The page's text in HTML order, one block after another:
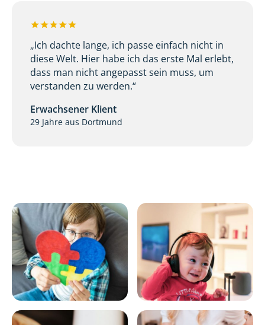
„Ich dachte lange, ich passe einfach nicht in
diese Welt. Hier habe ich das erste Mal erlebt,
dass man nicht angepasst sein muss, um
verstanden zu werden.“
Erwachsener Klient
29 Jahre aus Dortmund